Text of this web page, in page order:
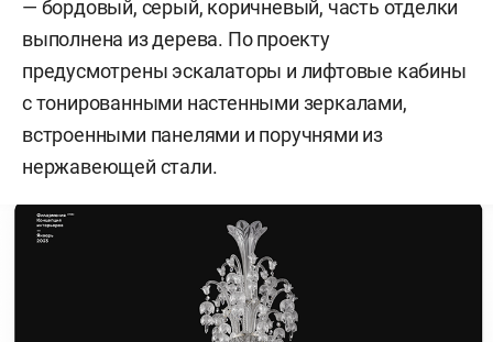
— бордовый, серый, коричневый, часть отделки
выполнена из дерева. По проекту
предусмотрены эскалаторы и лифтовые кабины
с тонированными настенными зеркалами,
встроенными панелями и поручнями из
нержавеющей стали.